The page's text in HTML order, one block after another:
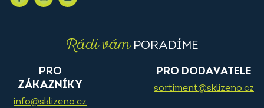
Rádi vámPORADÍME
PRO
ZÁKAZNÍKY
info@sklizeno.cz
PRO DODAVATELE
sortiment@sklizeno.cz